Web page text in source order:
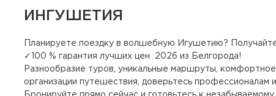
ИНГУШЕТИЯ
Планируете поездку в волшебную Игушетию?
✓100 % гарантия лучших цен 2026 из Белгорода!
Разнообразие туров, уникальные маршруты,
организации путешествия, доверьтесь профессионалам